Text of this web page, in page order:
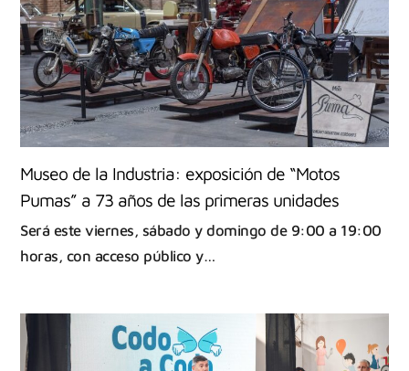
Museo de la Industria: exposición de “Motos
Pumas” a 73 años de las primeras unidades
Será este viernes, sábado y domingo de 9:00 a 19:00
horas, con acceso público y…